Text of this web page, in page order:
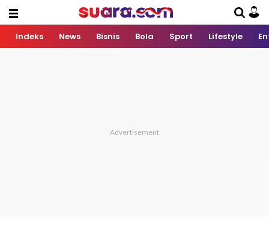
Indeks News Bisnis Bola Sport Lifestyle